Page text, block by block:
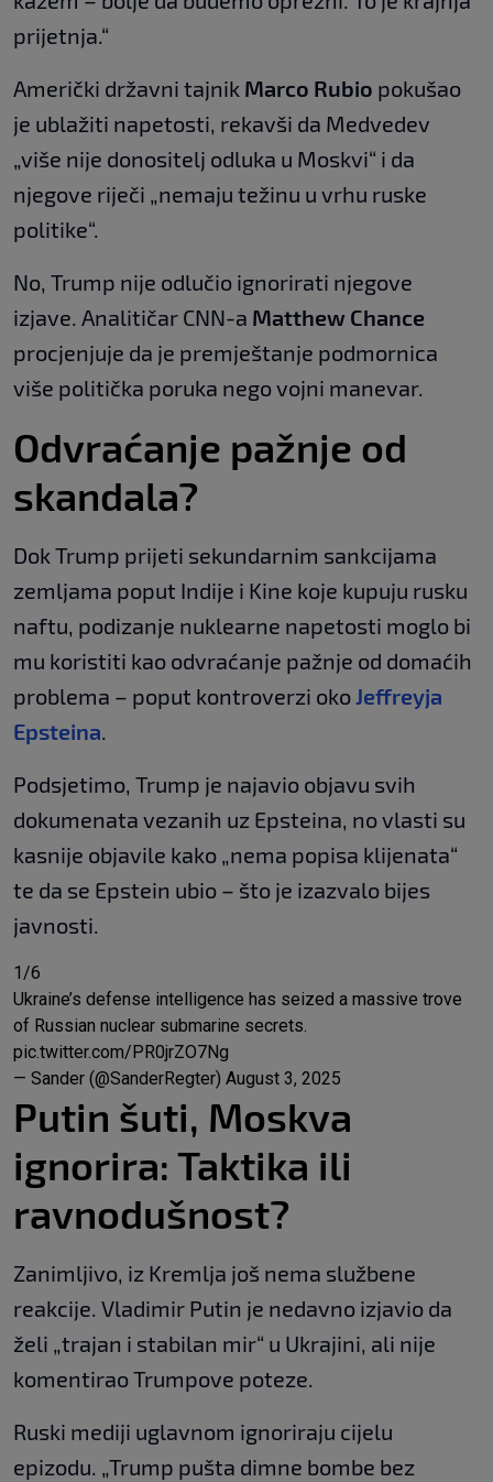
prijetnja.“
Američki državni tajnik Marco Rubio pokušao
je ublažiti napetosti, rekavši da Medvedev
„više nije donositelj odluka u Moskvi“ i da
njegove riječi „nemaju težinu u vrhu ruske
politike“.
No, Trump nije odlučio ignorirati njegove
izjave. Analitičar CNN-a Matthew Chance
procjenjuje da je premještanje podmornica
više politička poruka nego vojni manevar.
Odvraćanje pažnje od
skandala?
Dok Trump prijeti sekundarnim sankcijama
zemljama poput Indije i Kine koje kupuju rusku
naftu, podizanje nuklearne napetosti moglo bi
mu koristiti kao odvraćanje pažnje od domaćih
problema – poput kontroverzi okoJeffreyja
Epsteina.
Podsjetimo, Trump je najavio objavu svih
dokumenata vezanih uz Epsteina, no vlasti su
kasnije objavile kako „nema popisa klijenata“
te da se Epstein ubio – što je izazvalo bijes
javnosti.
1/6
Ukraine’s defense intelligence has seized a massive trove
of Russian nuclear submarine secrets.
pic.twitter.com/PR0jrZO7Ng
— Sander (@SanderRegter) August 3, 2025
Putin šuti, Moskva
ignorira: Taktika ili
ravnodušnost?
Zanimljivo, iz Kremlja još nema službene
reakcije. Vladimir Putin je nedavno izjavio da
želi „trajan i stabilan mir“ u Ukrajini, ali nije
komentirao Trumpove poteze.
Ruski mediji uglavnom ignoriraju cijelu
epizodu. „Trump pušta dimne bombe bez